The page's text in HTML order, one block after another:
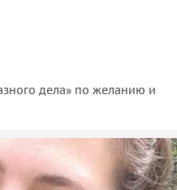
дела» по желанию и